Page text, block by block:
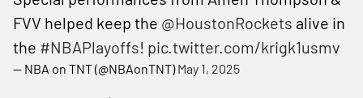
FVV helped keep the @HoustonRockets alive in
the #NBAPlayoffs! pic.twitter.com/krigk1usmv
— NBA on TNT (@NBAonTNT)May 1, 2025